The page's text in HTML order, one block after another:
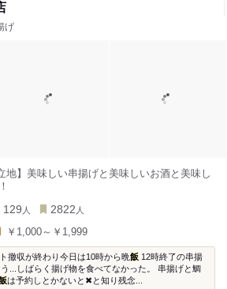
げ
地】美味しい串揚げと美味しいお酒と美味し
129 人 2822 人
￥1,000～￥1,999
撤収が終わり今日は10時から晩飯 12時終了の串揚
...しばらく揚げ物を食べてなかった。 串揚げと鯛
は予約しとかないと✖と知り残念...